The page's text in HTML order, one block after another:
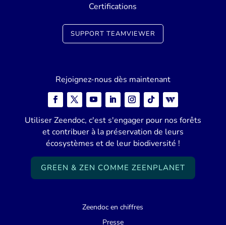
Certifications
SUPPORT TEAMVIEWER
Rejoignez-nous dès maintenant
Utiliser Zeendoc, c'est s'engager pour nos forêts
et contribuer à la préservation de leurs
écosystèmes et de leur biodiversité !
GREEN & ZEN COMME ZEENPLANET
Zeendoc en chiffres
Presse